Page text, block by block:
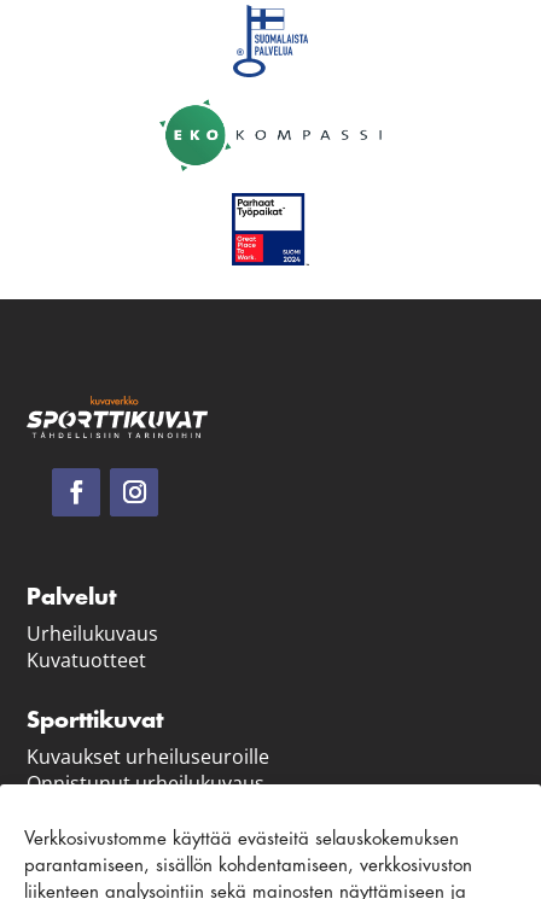
Verkkosivustomme käyttää evästeitä selauskokemuksen
parantamiseen, sisällön kohdentamiseen, verkkosivuston
liikenteen analysointiin sekä mainosten näyttämiseen ja
Palvelut
Urheilukuvaus
Kuvatuotteet
Sporttikuvat
Kuvaukset urheiluseuroille
Onnistunut urheilukuvaus
Asiakaspalvelu ja ohjeet